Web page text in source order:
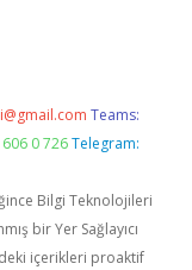
Teams:
0 726 Telegram:
Bilgi Teknolojileri
bir Yer Sağlayıcı
içerikleri proaktif